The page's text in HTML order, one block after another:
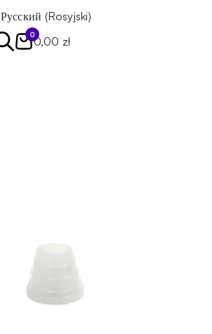
Русский (Rosyjski)
0
0,00 zł